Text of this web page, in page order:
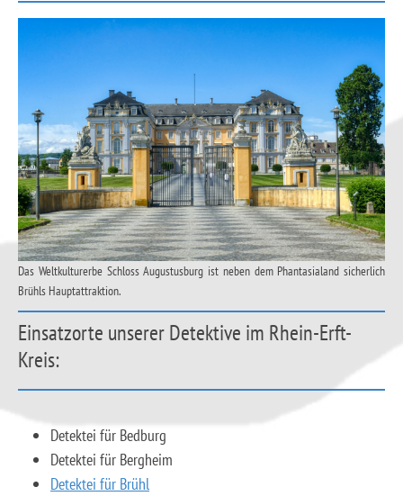
Das Weltkulturerbe Schloss Augustusburg ist neben dem Phantasialand sicherlich
Brühls Hauptattraktion.
Einsatzorte unserer Detektive im Rhein-Erft-
Kreis:
Detektei für Bedburg
Detektei für Bergheim
Detektei für Brühl